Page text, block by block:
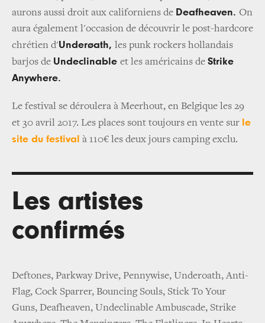
aurons aussi droit aux californiens de Deafheaven. On
aura également l'occasion de découvrir le post-hardcore
chrétien d'Underøath, les punk rockers hollandais
barjos de Undeclinable et les américains de Strike
Anywhere.
Le festival se déroulera à Meerhout, en Belgique les 29
et 30 avril 2017. Les places sont toujours en vente sur le
site du festival à 110€ les deux jours camping exclu.
Les artistes
confirmés
Deftones, Parkway Drive, Pennywise, Underoath, Anti-
Flag, Cock Sparrer, Bouncing Souls, Stick To Your
Guns, Deafheaven, Undeclinable Ambuscade, Strike